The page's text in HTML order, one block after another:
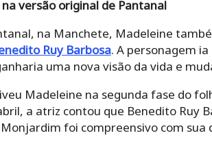
versão original de Pantanal
na Manchete, Madeleine
Ruy Barbosa. A personagem
uma nova visão da vida e
Madeleine na segunda fase do
a atriz contou que Benedito Ruy
foi compreensivo com sua